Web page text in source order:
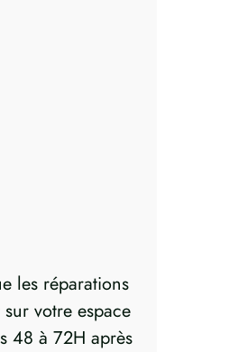
les réparations
votre espace
48 à 72H après